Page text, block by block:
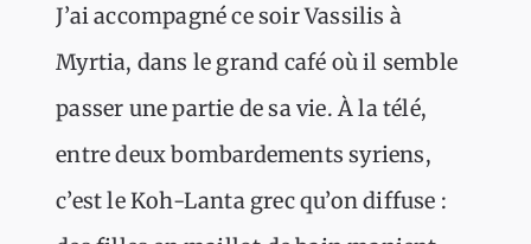
J’ai accompagné ce soir Vassilis à
Myrtia, dans le grand café où il semble
passer une partie de sa vie. À la télé,
entre deux bombardements syriens,
c’est le Koh-Lanta grec qu’on diffuse :